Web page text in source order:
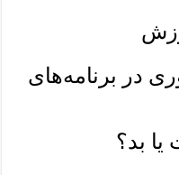
در برنامه‌های
بد؟